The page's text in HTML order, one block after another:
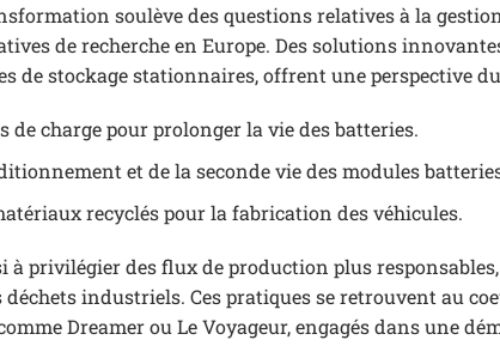
soulève des questions relatives à la
de recherche en Europe. Des solutions
de stockage stationnaires, offrent une perspective
de charge pour prolonger la vie des batteries.
et de la seconde vie des modules
recyclés pour la fabrication des véhicules.
à privilégier des flux de production plus
industriels. Ces pratiques se retrouvent au
Dreamer ou Le Voyageur, engagés dans une